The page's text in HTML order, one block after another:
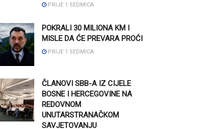
PRIJE 1 SEDMICA
POKRALI 30 MILIONA KM I
MISLE DA ĆE PREVARA PROĆI
PRIJE 1 SEDMICA
ČLANOVI SBB-A IZ CIJELE
BOSNE I HERCEGOVINE NA
REDOVNOM
UNUTARSTRANAČKOM
SAVJETOVANJU